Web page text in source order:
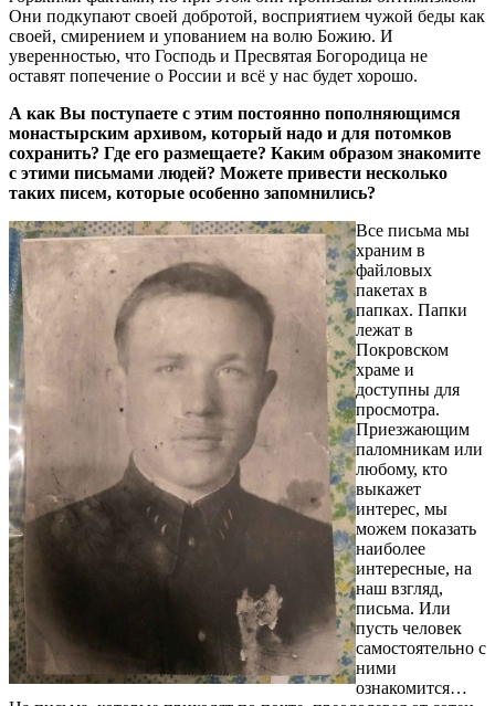
Они подкупают своей добротой, восприятием чужой беды как
своей, смирением и упованием на волю Божию. И
уверенностью, что Господь и Пресвятая Богородица не
оставят попечение о России и всё у нас будет хорошо.
А как Вы поступаете с этим постоянно пополняющимся
монастырским архивом, который надо и для потомков
сохранить? Где его размещаете? Каким образом знакомите
с этими письмами людей? Можете привести несколько
таких писем, которые особенно запомнились?
Все письма мы
храним в
файловых
пакетах в
папках. Папки
лежат в
Покровском
храме и
доступны для
просмотра.
Приезжающим
паломникам или
любому, кто
выкажет
интерес, мы
можем показать
наиболее
интересные, на
наш взгляд,
письма. Или
пусть человек
самостоятельно с
ними
ознакомится…